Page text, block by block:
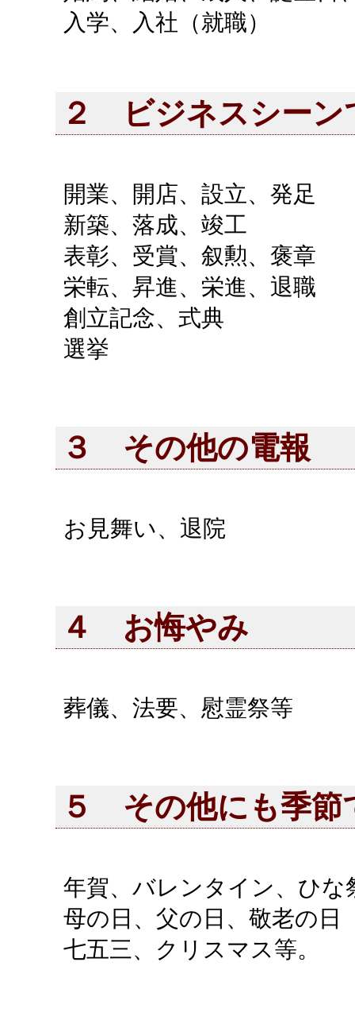
入学、入社（就職）
２ ビジネスシーン
開業、開店、設立、発足
新築、落成、竣工
表彰、受賞、叙勲、褒章
栄転、昇進、栄進、退職
創立記念、式典
選挙
３ その他の電報
お見舞い、退院
４ お悔やみ
葬儀、法要、慰霊祭等
５ その他にも季節
年賀、バレンタイン、ひ
母の日、父の日、敬老の日
七五三、クリスマス等。